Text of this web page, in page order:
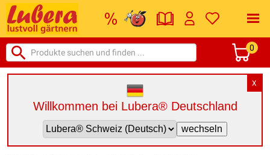
0
X
Willkommen bei Lubera® Deutschland